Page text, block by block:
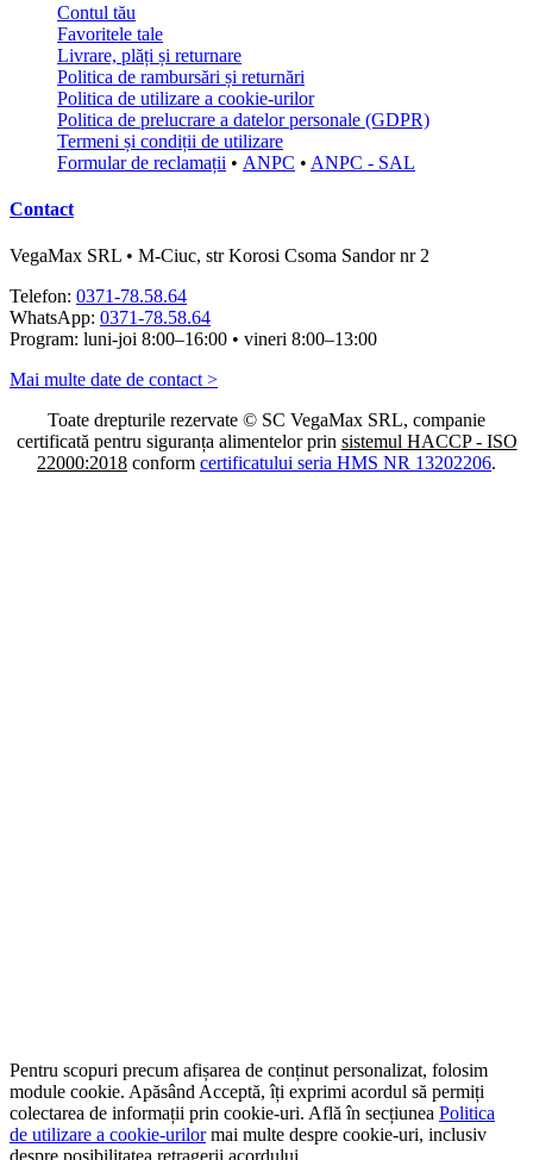
Contul tău
Favoritele tale
Livrare, plăți și returnare
Politica de rambursări și returnări
Politica de utilizare a cookie-urilor
Politica de prelucrare a datelor personale (GDPR)
Termeni și condiții de utilizare
Formular de reclamații • ANPC • ANPC - SAL
Contact
VegaMax SRL • M-Ciuc, str Korosi Csoma Sandor nr 2
Telefon: 0371-78.58.64
WhatsApp: 0371-78.58.64
Program: luni-joi 8:00–16:00 • vineri 8:00–13:00
Mai multe date de contact >
Toate drepturile rezervate © SC VegaMax SRL, companie
certificată pentru siguranța alimentelor prin sistemul HACCP - ISO
22000:2018 conform certificatului seria HMS NR 13202206.
Pentru scopuri precum afișarea de conținut personalizat, folosim
module cookie. Apăsând Acceptă, îți exprimi acordul să permiți
colectarea de informații prin cookie-uri. Află în secțiunea Politica
de utilizare a cookie-urilormai multe despre cookie-uri, inclusiv